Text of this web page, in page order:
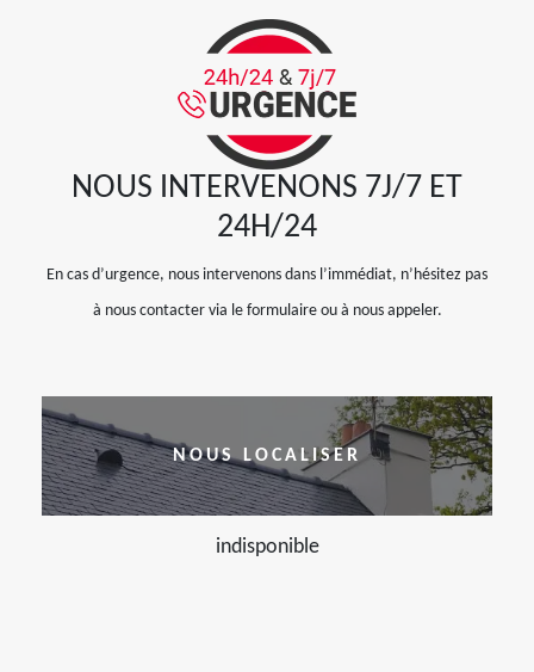
NOUS INTERVENONS 7J/7 ET
24H/24
En cas d’urgence, nous intervenons dans l’immédiat, n’hésitez pas
à nous contacter via le formulaire ou à nous appeler.
NOUS LOCALISER
indisponible